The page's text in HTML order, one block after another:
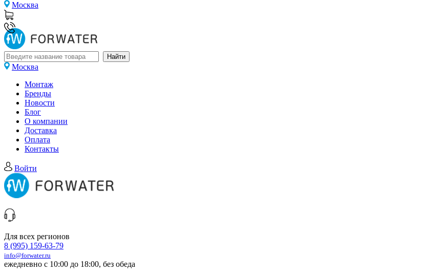
Москва
Москва
Монтаж
Бренды
Новости
Блог
О компании
Доставка
Оплата
Контакты
Войти
Для всех регионов
8 (995) 159-63-79
info@forwater.ru
ежедневно с 10:00 до 18:00, без обеда